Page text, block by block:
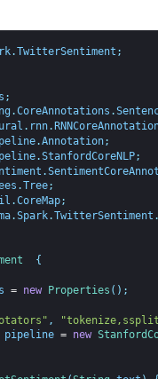
.TwitterSentiment ;
;
.CoreAnnotations .
. rnn.
.Annotation;
.StanfordCoreNLP;
.
.Tree;
.CoreMap;
.Spark.TwitterSentiment
{
= new Properties ( ) ;
,
pipeline = new